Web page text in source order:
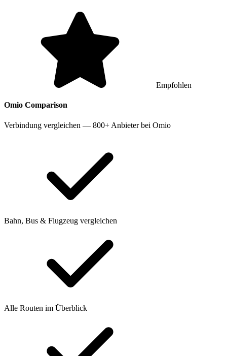
Empfohlen
Omio Comparison
Verbindung vergleichen — 800+ Anbieter bei Omio
Bahn, Bus & Flugzeug vergleichen
Alle Routen im Überblick